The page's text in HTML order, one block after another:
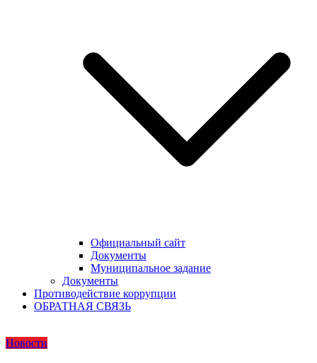
Официальный сайт
Документы
Муниципальное задание
Документы
Противодействие коррупции
ОБРАТНАЯ СВЯЗЬ
Новости